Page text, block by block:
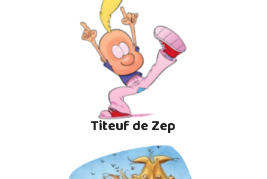
Titeuf de Zep